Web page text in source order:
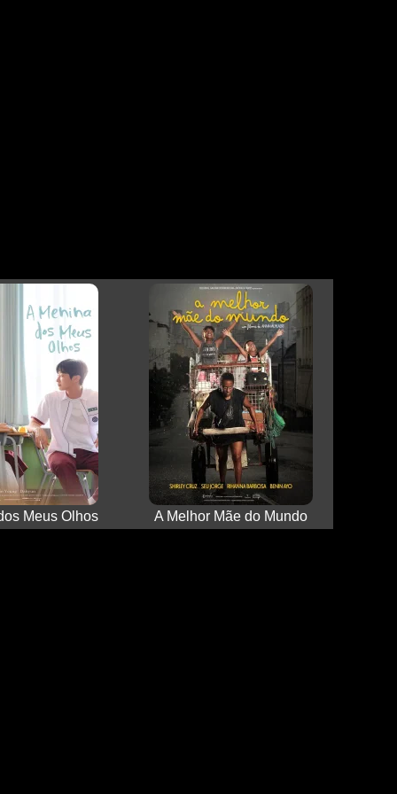
Meus Olhos A Melhor Mãe do Mundo